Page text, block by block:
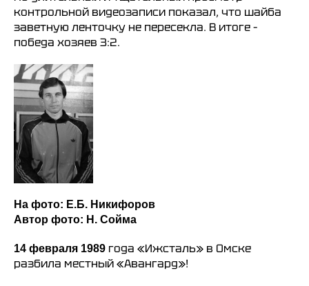
контрольной видеозаписи показал, что шайба
заветную ленточку не пересекла. В итоге –
победа хозяев 3:2.
На фото: Е.Б. Никифоров
Автор фото: Н. Сойма
14 февраля 1989 года «Ижсталь» в Омске
разбила местный «Авангард»!